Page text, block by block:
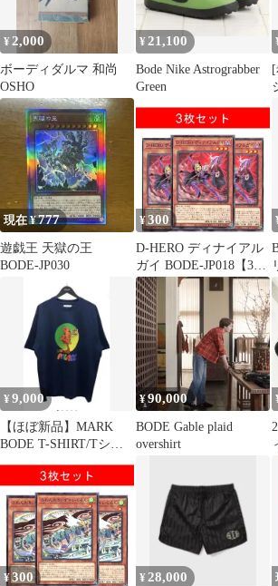
¥ 2,000
ボーディダルマ 和尚
OSHO
¥21,100
Bode Nike Astrograbber
Green
現在 ¥777
遊戯王 天獄の王
BODE-JP030
¥300
D-HERO ディナイアル
ガイ BODE-JP018【3枚
セット】
¥9,000
【ほぼ新品】MARK
BODE T-SHIRT/Tシャ
ツ/XL/コットン/黒
¥90,000
BODE Gable plaid
overshirt
¥300 ¥28,000